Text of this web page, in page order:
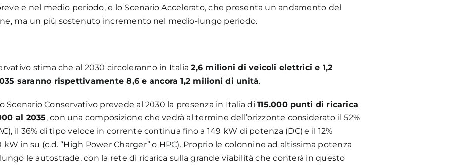
e nel medio periodo, e lo Scenario Accelerato, che presenta un andamento del
ma un più sostenuto incremento nel medio-lungo periodo.
stima che al 2030 circoleranno in Italia2,6 milioni di veicoli elettrici e 1,2
saranno rispettivamente 8,6 e ancora 1,2 milioni di unità.
Scenario Conservativo prevede al 2030 la presenza in Italia di115.000 punti di ricarica
al 2035, con una composizione che vedrà al termine dell’orizzonte considerato il 52%
il 36% di tipo veloce in corrente continua fino a 149 kW di potenza (DC) e il 12%
in su (c.d. “High Power Charger” o HPC). Proprio le colonnine ad altissima potenza
le autostrade, con la rete di ricarica sulla grande viabilità che conterà in questo